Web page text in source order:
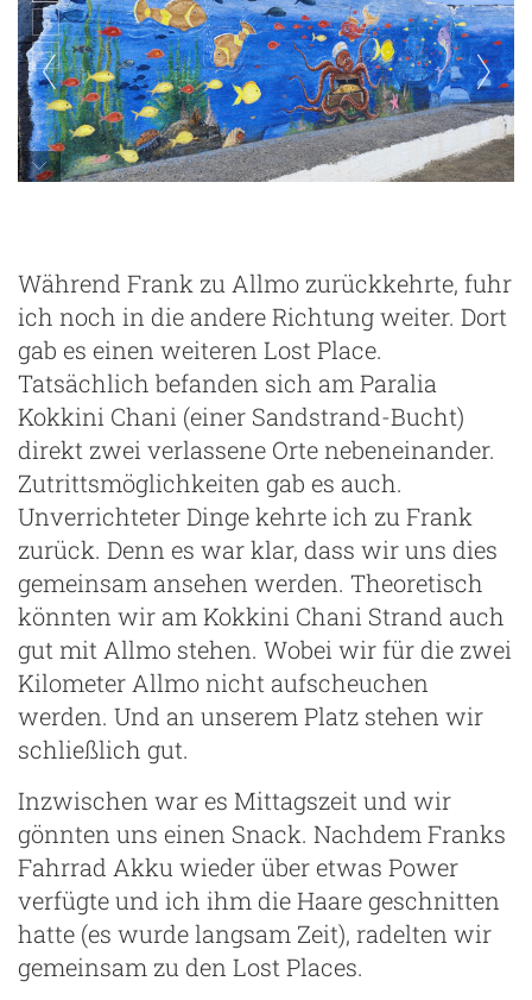
Während Frank zu Allmo zurückkehrte, fuhr
ich noch in die andere Richtung weiter. Dort
gab es einen weiteren Lost Place.
Tatsächlich befanden sich am Paralia
Kokkini Chani (einer Sandstrand-Bucht)
direkt zwei verlassene Orte nebeneinander.
Zutrittsmöglichkeiten gab es auch.
Unverrichteter Dinge kehrte ich zu Frank
zurück. Denn es war klar, dass wir uns dies
gemeinsam ansehen werden. Theoretisch
könnten wir am Kokkini Chani Strand auch
gut mit Allmo stehen. Wobei wir für die zwei
Kilometer Allmo nicht aufscheuchen
werden. Und an unserem Platz stehen wir
schließlich gut.
Inzwischen war es Mittagszeit und wir
gönnten uns einen Snack. Nachdem Franks
Fahrrad Akku wieder über etwas Power
verfügte und ich ihm die Haare geschnitten
hatte (es wurde langsam Zeit), radelten wir
gemeinsam zu den Lost Places.